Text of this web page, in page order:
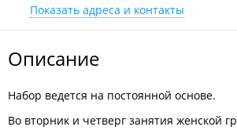
Показать адреса и контакты
Описание
Набор ведется на постоянной основе.
Во вторник и четверг занятия женской